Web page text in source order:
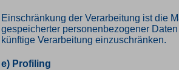
Einschränkung der Verarbeitung ist die
gespeicherter personenbezogener
künftige Verarbeitung einzuschränken.
e) Profiling